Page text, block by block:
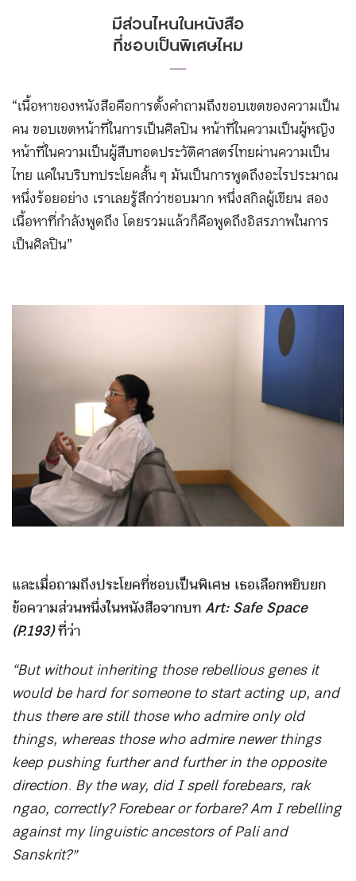
มีส่วนไหนในหนังสือ
ที่ชอบเป็นพิเศษไหม
―
“เนื้อหาของหนังสือคือการตั้งคำถามถึงขอบเขตของความเป็น
คน ขอบเขตหน้าที่ในการเป็นศิลปิน หน้าที่ในความเป็นผู้หญิง
หน้าที่ในความเป็นผู้สืบทอดประวัติศาสตร์ไทยผ่านความเป็น
ไทย แค่ในบริบทประโยคสั้น ๆ มันเป็นการพูดถึงอะไรประมาณ
หนึ่งร้อยอย่าง เราเลยรู้สึกว่าชอบมาก หนึ่งสกิลผู้เขียน สอง
เนื้อหาที่กำลังพูดถึง โดยรวมแล้วก็คือพูดถึงอิสรภาพในการ
เป็นศิลปิน”
และเมื่อถามถึงประโยคที่ชอบเป็นพิเศษ เธอเลือกหยิบยก
ข้อความส่วนหนึ่งในหนังสือจากบทArt: Safe Space
(P.193)ที่ว่า
“But without inheriting those rebellious genes it
would be hard for someone to start acting up, and
thus there are still those who admire only old
things, whereas those who admire newer things
keep pushing further and further in the opposite
direction. By the way, did I spell forebears, rak
ngao, correctly? Forebear or forbare? Am I rebelling
against my linguistic ancestors of Pali and
Sanskrit?”